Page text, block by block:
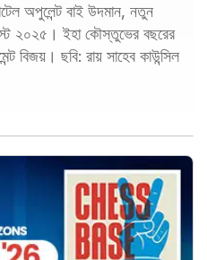
অপুলেন্ট বাই উদমান, নতুন
২০২৫। ইহা কৌস্তুভের বছরের
বিজয়। ছবি: রায় সাহেব কাউন্সিল